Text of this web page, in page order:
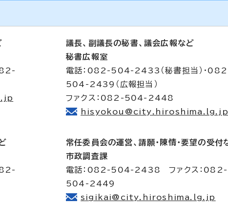
議長、副議長の秘書、議会広報など
秘書広報室
電話：082-504-2433（秘書担当）・
504-2439（広報担当）
ファクス：082-504-2448
hisyokou@city.hiroshima.lg.jp
常任委員会の運営、請願・陳情・要望の受付
市政調査課
電話：082-504-2438 ファクス：082-
504-2449
sigikai@city.hiroshima.lg.jp